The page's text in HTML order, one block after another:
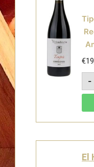
€
-
El